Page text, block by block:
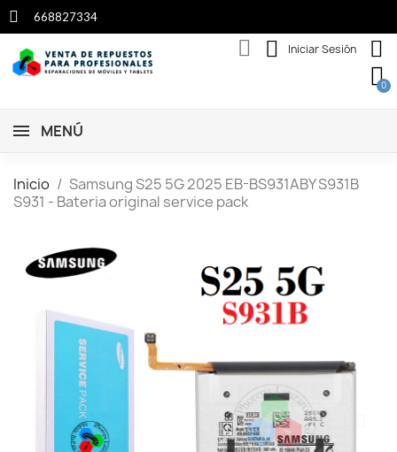
668827334
Iniciar Sesión
MENÚ
Inicio
Samsung S25 5G 2025 EB-BS931ABY S931B
S931 - Bateria original service pack